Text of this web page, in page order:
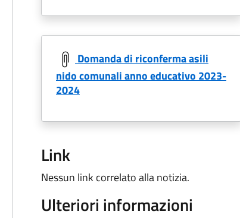
Domanda di riconferma asili
nido comunali anno educativo 2023-
2024
Link
Nessun link correlato alla notizia.
Ulteriori informazioni